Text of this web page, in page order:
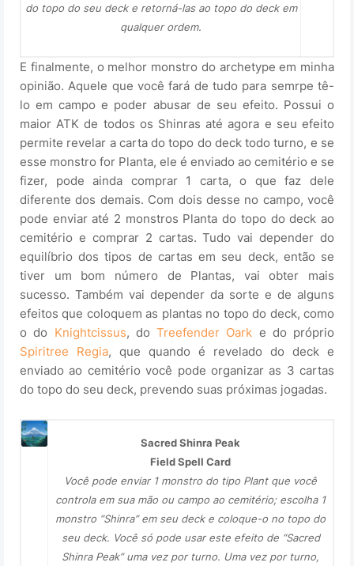
do topo do seu deck e retorná-las ao topo do deck em
qualquer ordem.
E finalmente, o melhor monstro do archetype em minha
opinião. Aquele que você fará de tudo para semrpe tê-
lo em campo e poder abusar de seu efeito. Possui o
maior ATK de todos os Shinras até agora e seu efeito
permite revelar a carta do topo do deck todo turno, e se
esse monstro for Planta, ele é enviado ao cemitério e se
fizer, pode ainda comprar 1 carta, o que faz dele
diferente dos demais. Com dois desse no campo, você
pode enviar até 2 monstros Planta do topo do deck ao
cemitério e comprar 2 cartas. Tudo vai depender do
equilíbrio dos tipos de cartas em seu deck, então se
tiver um bom número de Plantas, vai obter mais
sucesso. Também vai depender da sorte e de alguns
efeitos que coloquem as plantas no topo do deck, como
o do Knightcissus, do Treefender Oark e do próprio
Spiritree Regia, que quando é revelado do deck e
enviado ao cemitério você pode organizar as 3 cartas
do topo do seu deck, prevendo suas próximas jogadas.
Sacred Shinra Peak
Field Spell Card
Você pode enviar 1 monstro do tipo Plant que você
controla em sua mão ou campo ao cemitério; escolha 1
monstro “Shinra” em seu deck e coloque-o no topo do
seu deck. Você só pode usar este efeito de “Sacred
Shinra Peak” uma vez por turno. Uma vez por turno,